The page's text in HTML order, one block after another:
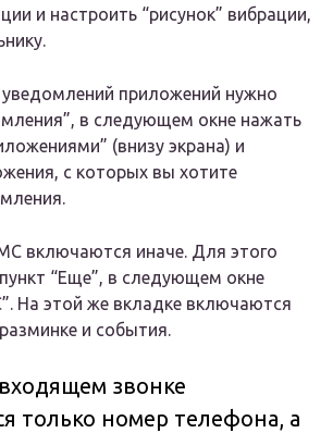
и настроить “рисунок” вибрации,
приложений нужно
в следующем окне нажать
(внизу экрана) и
с которых вы хотите
включаются иначе. Для этого
“Еще”, в следующем окне
На этой же вкладке включаются
и события.
звонке
только номер телефона, а